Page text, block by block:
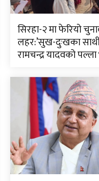
सिरहा-२ मा फेरियो
लहर:’सुख-दुःखका
रामचन्द्र यादवको पल्ला